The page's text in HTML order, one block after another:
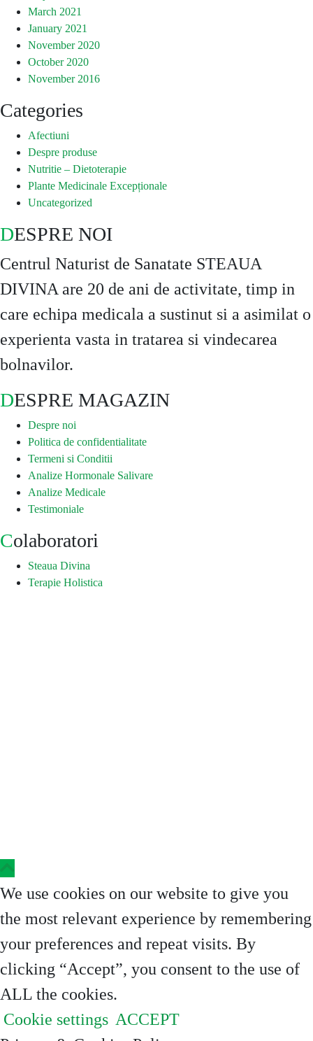
March 2021
January 2021
November 2020
October 2020
November 2016
Categories
Afectiuni
Despre produse
Nutritie – Dietoterapie
Plante Medicinale Excepționale
Uncategorized
DESPRE NOI
Centrul Naturist de Sanatate STEAUA
DIVINA are 20 de ani de activitate, timp in
care echipa medicala a sustinut si a asimilat o
experienta vasta in tratarea si vindecarea
bolnavilor.
DESPRE MAGAZIN
Despre noi
Politica de confidentialitate
Termeni si Conditii
Analize Hormonale Salivare
Analize Medicale
Testimoniale
Colaboratori
Steaua Divina
Terapie Holistica
We use cookies on our website to give you
the most relevant experience by remembering
your preferences and repeat visits. By
clicking “Accept”, you consent to the use of
ALL the cookies.
Cookie settings ACCEPT